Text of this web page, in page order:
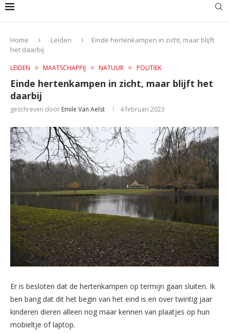
Home Leiden
Einde hertenkampen in zicht, maar blijft
het daarbij
LEIDEN MAATSCHAPPIJ NATUUR POLITIEK
Einde hertenkampen in zicht, maar blijft het
daarbij
geschreven door Emile Van Aelst 4 februari 2023
Er is besloten dat de hertenkampen op termijn gaan sluiten. Ik
ben bang dat dit het begin van het eind is en over twintig jaar
kinderen dieren alleen nog maar kennen van plaatjes op hun
mobieltje of laptop.